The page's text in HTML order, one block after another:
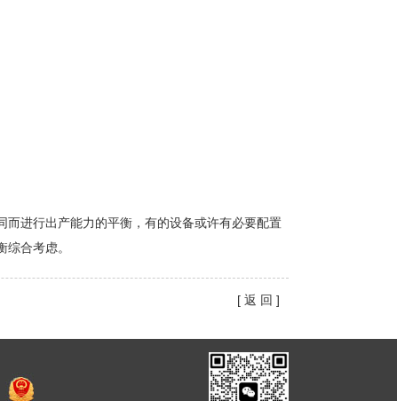
进行出产能力的平衡，有的设备或许有必要配置
合考虑。
[ 返 回 ]